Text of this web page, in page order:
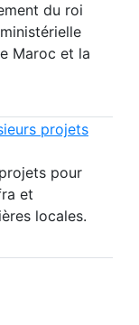
du roi
Maroc et la
projets
pour
et
locales.